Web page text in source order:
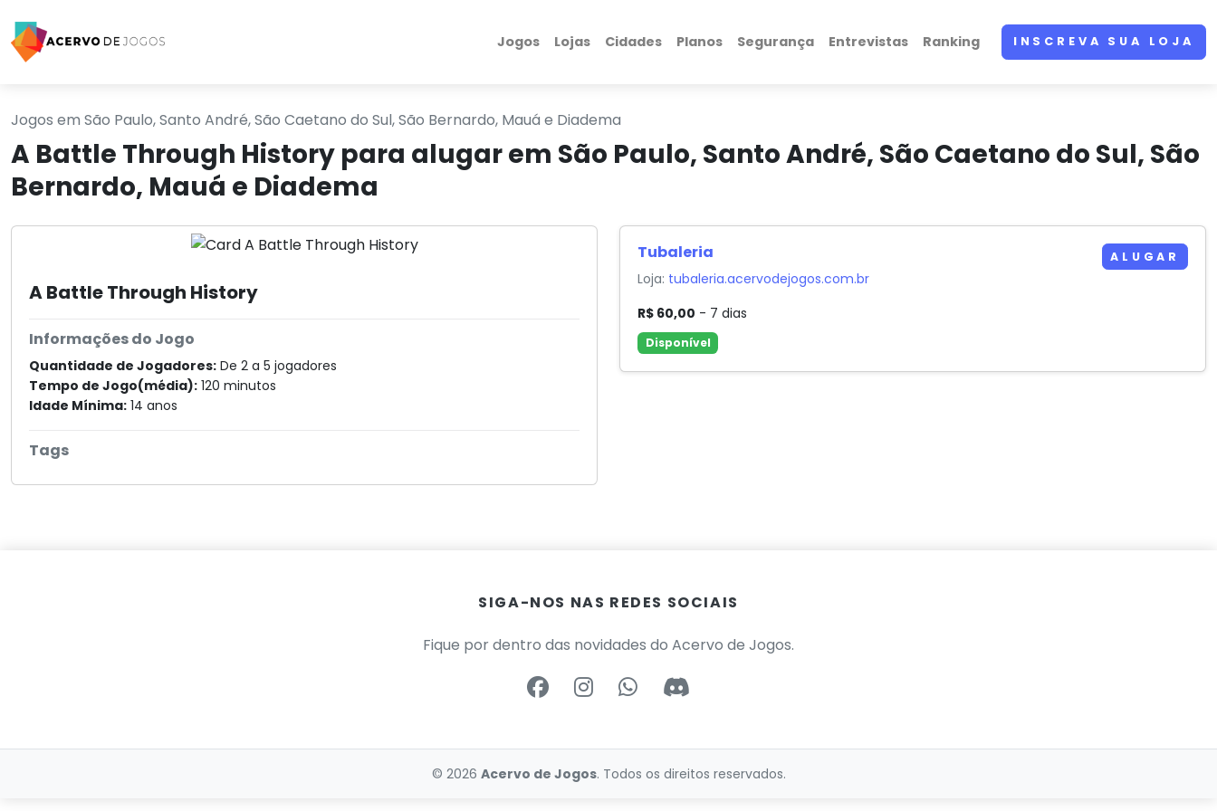
Jogos Lojas Cidades Planos Segurança Entrevistas Ranking INSCREVA SUA LOJA
Jogos em São Paulo, Santo André, São Caetano do Sul, São Bernardo, Mauá e Diadema
A Battle Through History para alugar em São Paulo, Santo André, São Caetano do Sul, São
Bernardo, Mauá e Diadema
A Battle Through History
Informações do Jogo
Quantidade de Jogadores: De 2 a 5 jogadores
Tempo de Jogo(média): 120 minutos
Idade Mínima: 14 anos
Tags
Tubaleria
Loja: tubaleria.acervodejogos.com.br
R$ 60,00 - 7 dias
Disponível
ALUGAR
SIGA-NOS NAS REDES SOCIAIS
Fique por dentro das novidades do Acervo de Jogos.
© 2026 Acervo de Jogos. Todos os direitos reservados.